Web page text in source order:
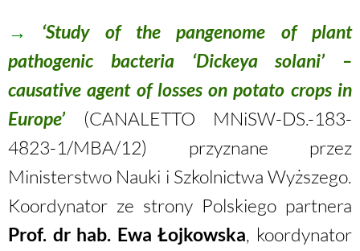
→
‘Study of the pangenome of plant
pathogenic bacteria ‘Dickeya solani’ –
causative agent of losses on potato crops in
Europe’
(CANALETTO MNiSW-DS.-183-
4823-1/MBA/12) przyznane przez
Ministerstwo Nauki i Szkolnictwa Wyższego.
Koordynator ze strony Polskiego partnera
Prof. dr hab. Ewa Łojkowska, koordynator